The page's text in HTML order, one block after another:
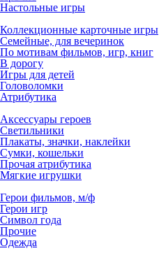
Настольные игры
Коллекционные карточные игры
Семейные, для вечеринок
По мотивам фильмов, игр, книг
В дорогу
Игры для детей
Головоломки
Атрибутика
Аксессуары героев
Светильники
Плакаты, значки, наклейки
Сумки, кошельки
Прочая атрибутика
Мягкие игрушки
Герои фильмов, м/ф
Герои игр
Символ года
Прочие
Одежда